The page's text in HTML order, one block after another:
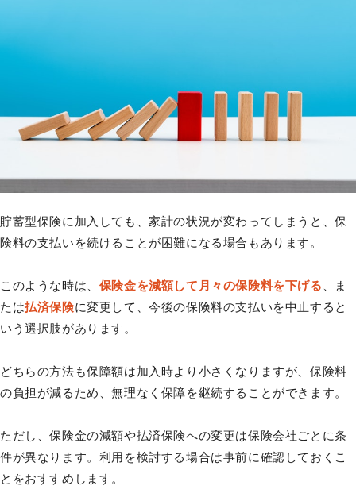
貯蓄型保険に加入しても、家計の状況が変わってしまうと、保
険料の支払いを続けることが困難になる場合もあります。
このような時は、 保険金を減額して月々の保険料を下げる 、ま
たは払済保険に変更して、今後の保険料の支払いを中止すると
いう選択肢があります。
どちらの方法も保障額は加入時より小さくなりますが、保険料
の負担が減るため、無理なく保障を継続することができます。
ただし、保険金の減額や払済保険への変更は保険会社ごとに条
件が異なります。利用を検討する場合は事前に確認しておくこ
とをおすすめします。